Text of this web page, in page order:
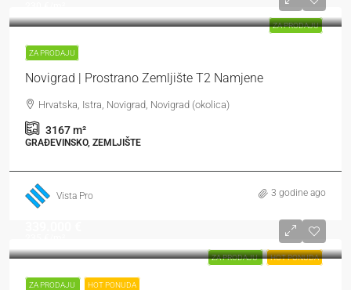
ZA PRODAJU
ZA PRODAJU
Novigrad | Prostrano Zemljište T2 Namjene
Hrvatska, Istra, Novigrad, Novigrad (okolica)
3167m²
GRAĐEVINSKO, ZEMLJIŠTE
Vista Pro 3 godine ago
ZA PRODAJU HOT PONUDA
ZA PRODAJU HOT PONUDA